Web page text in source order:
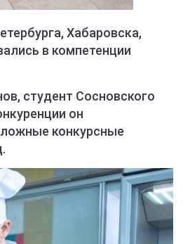
Хабаровска,
в компетенции
студент Сосновского
он
конкурсные